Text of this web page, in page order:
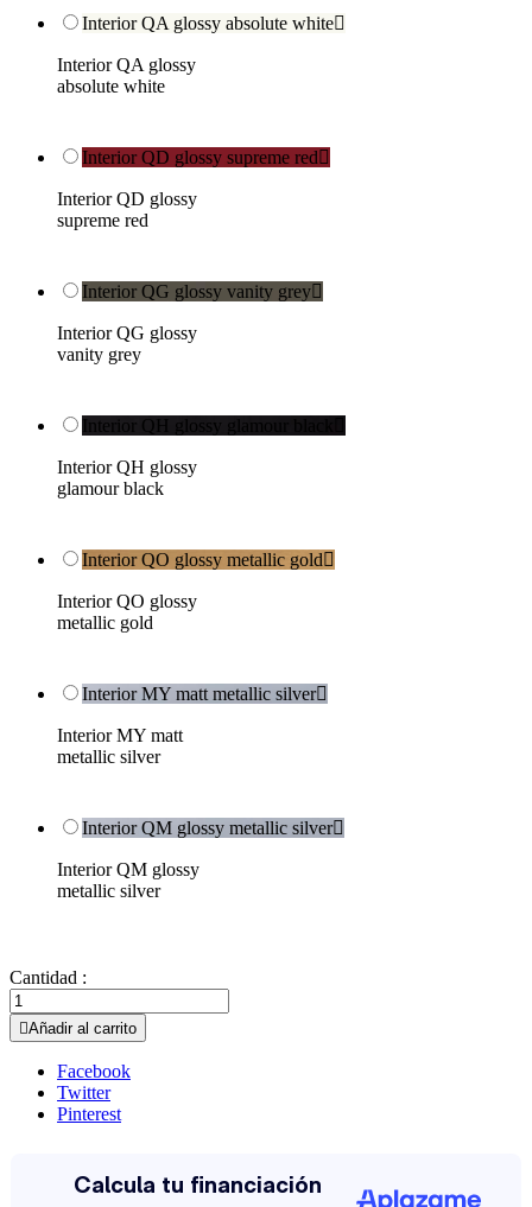
Interior QA glossy absolute white
Interior QA glossy
absolute white
Interior QD glossy supreme red
Interior QD glossy
supreme red
Interior QG glossy vanity grey
Interior QG glossy
vanity grey
Interior QH glossy glamour black
Interior QH glossy
glamour black
Interior QO glossy metallic gold
Interior QO glossy
metallic gold
Interior MY matt metallic silver
Interior MY matt
metallic silver
Interior QM glossy metallic silver
Interior QM glossy
metallic silver
Cantidad :
Añadir al carrito
Facebook
Twitter
Pinterest